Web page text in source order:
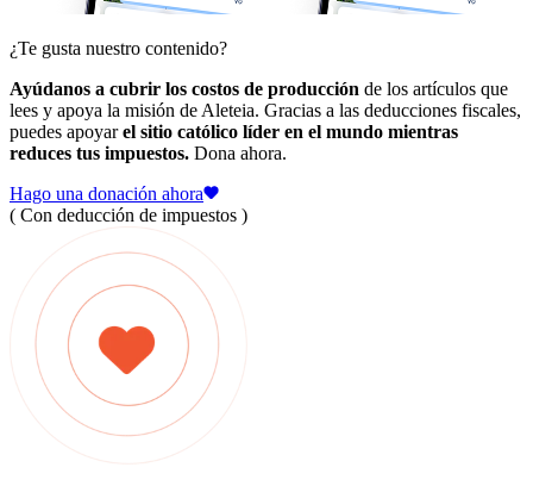
¿Te gusta nuestro contenido?
Ayúdanos a cubrir los costos de producción de los artículos que
lees y apoya la misión de Aleteia. Gracias a las deducciones fiscales,
puedes apoyarel sitio católico líder en el mundo mientras
reduces tus impuestos. Dona ahora.
Hago una donación ahora
( Con deducción de impuestos )